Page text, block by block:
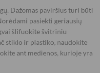
Dažomas paviršius turi būti
pasiekti geriausių
šlifuokite švitriniu
stiklo ir plastiko, naudokite
ant medienos, kurioje yra